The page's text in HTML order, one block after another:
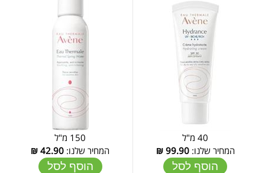
המחיר שלנו:99.90
₪
הוסף לסל
150 מ"ל
המחיר שלנו: 42.90
₪
הוסף לסל